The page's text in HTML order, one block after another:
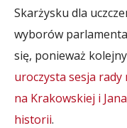
Skarżysku dla
wyborów
się, ponieważ
uroczysta sesja
na Krakowskiej i Jana
historii.